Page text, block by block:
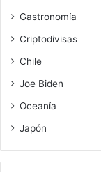
Gastronomía
Criptodivisas
Chile
Joe Biden
Oceanía
Japón